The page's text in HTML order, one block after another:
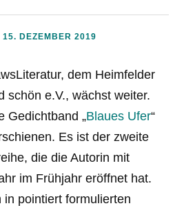
15. DEZEMBER 2019
dem Heimfelder
schön e.V., wächst weiter.
Gedichtband „Blaues Ufer“
Es ist der zweite
die die Autorin mit
im Frühjahr eröffnet hat.
pointiert formulierten